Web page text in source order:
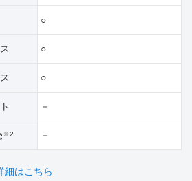
○
○
○
－
※2 －
細はこちら